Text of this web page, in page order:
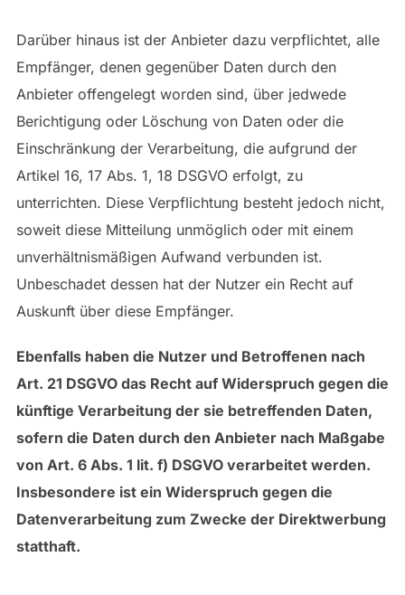
Darüber hinaus ist der Anbieter dazu verpflichtet, alle
Empfänger, denen gegenüber Daten durch den
Anbieter offengelegt worden sind, über jedwede
Berichtigung oder Löschung von Daten oder die
Einschränkung der Verarbeitung, die aufgrund der
Artikel 16, 17 Abs. 1, 18 DSGVO erfolgt, zu
unterrichten. Diese Verpflichtung besteht jedoch nicht,
soweit diese Mitteilung unmöglich oder mit einem
unverhältnismäßigen Aufwand verbunden ist.
Unbeschadet dessen hat der Nutzer ein Recht auf
Auskunft über diese Empfänger.
Ebenfalls haben die Nutzer und Betroffenen nach
Art. 21 DSGVO das Recht auf Widerspruch gegen die
künftige Verarbeitung der sie betreffenden Daten,
sofern die Daten durch den Anbieter nach Maßgabe
von Art. 6 Abs. 1 lit. f) DSGVO verarbeitet werden.
Insbesondere ist ein Widerspruch gegen die
Datenverarbeitung zum Zwecke der Direktwerbung
statthaft.